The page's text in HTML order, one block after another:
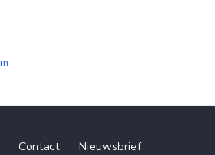
Contact
Nieuwsbrief